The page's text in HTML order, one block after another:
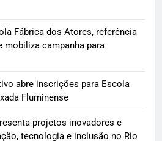
Fábrica dos Atores, referência
mobiliza campanha para
abre inscrições para Escola
Fluminense
projetos inovadores e
tecnologia e inclusão no Rio